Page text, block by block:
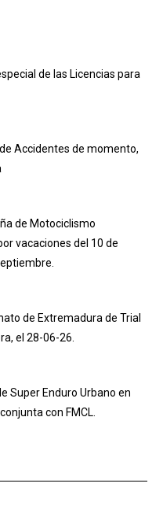
de las Licencias para
Accidentes de momento,
de Motociclismo
vacaciones del 10 de
de Extremadura de Trial
el 28-06-26.
Super Enduro Urbano en
con FMCL.